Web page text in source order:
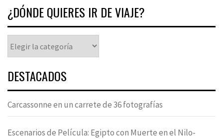
¿DÓNDE QUIERES IR DE VIAJE?
DESTACADOS
Carcassonne en un carrete de 36 fotografías
Escenarios de Película: Egipto con Muerte en el Nilo-